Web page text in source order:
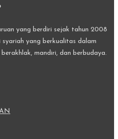
yang berdiri sejak tahun 2008
yang berkualitas dalam
mandiri, dan berbudaya.